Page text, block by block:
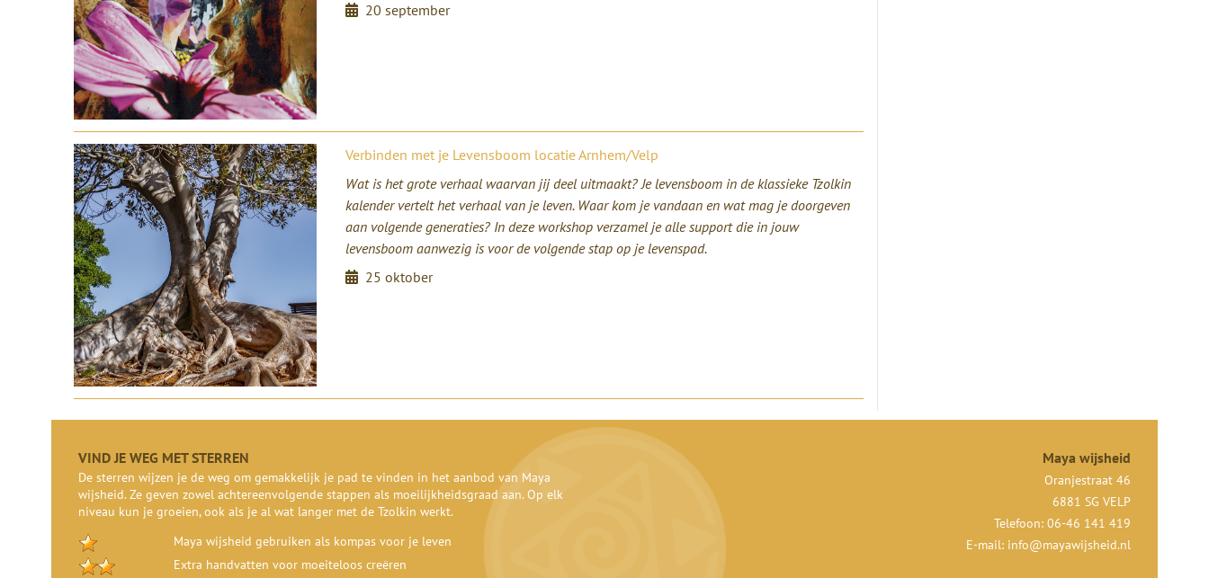
20 september
Verbinden met je Levensboom locatie Arnhem/Velp
Wat is het grote verhaal waarvan jij deel uitmaakt? Je levensboom in de klassieke Tzolkin
kalender vertelt het verhaal van je leven. Waar kom je vandaan en wat mag je doorgeven
aan volgende generaties? In deze workshop verzamel je alle support die in jouw
levensboom aanwezig is voor de volgende stap op je levenspad.
25 oktober
VIND JE WEG MET STERREN
De sterren wijzen je de weg om gemakkelijk je pad te vinden in het aanbod van Maya
wijsheid. Ze geven zowel achtereenvolgende stappen als moeilijkheidsgraad aan. Op elk
niveau kun je groeien, ook als je al wat langer met de Tzolkin werkt.
Maya wijsheid gebruiken als kompas voor je leven
Extra handvatten voor moeiteloos creëren
Maya wijsheid
Oranjestraat 46
6881 SG VELP
Telefoon: 06-46 141 419
E-mail: info@mayawijsheid.nl